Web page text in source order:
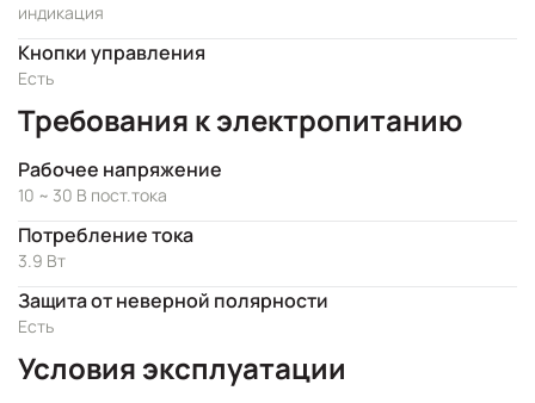
индикация
Кнопки управления
Есть
Требования к электропитанию
Рабочее напряжение
10 ~ 30 В пост.тока
Потребление тока
3.9 Вт
Защита от неверной полярности
Есть
Условия эксплуатации